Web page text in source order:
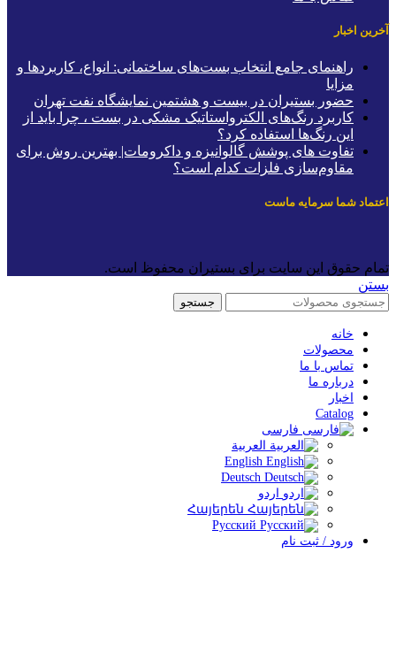
اخبار
راهنمای جامع انتخاب بست‌های ساختمانی: انواع، کاربردها و
مزایا
حضور بستیران در بیست و هشتمین نمایشگاه نفت تهران
کاربرد رنگ‌های الکترواستاتیک مشکی در بست ، چرا باید از
این رنگ‌ها استفاده کرد؟
تفاوت های پوشش گالوانیزه و داکرومات| بهترین روش برای
مقاوم‌سازی فلزات کدام است؟
شما سرمایه ماست
حقوق این سایت برای بستیران محفوظ است.
جستجو
خانه
محصولات
تماس با ما
درباره ما
اخبار
Catalog
فارسی
العربية
English
Deutsch
اردو
Հայերեն
Русский
ورود / ثبت نام